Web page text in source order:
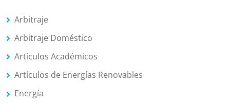
Arbitraje
Arbitraje Doméstico
Artículos Académicos
Artículos de Energías Renovables
Energía